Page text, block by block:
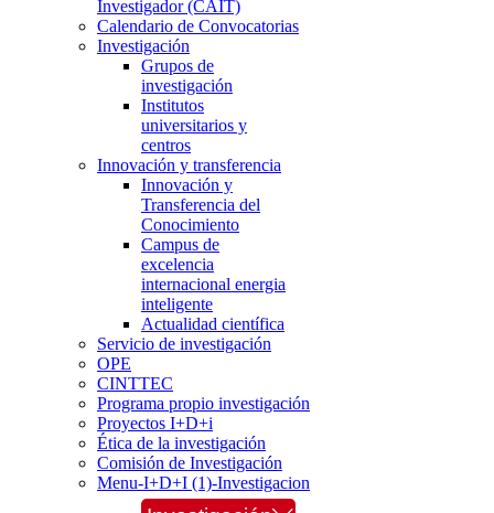
Investigador (CAIT)
Calendario de Convocatorias
Investigación
Grupos de
investigación
Institutos
universitarios y
centros
Innovación y transferencia
Innovación y
Transferencia del
Conocimiento
Campus de
excelencia
internacional energia
inteligente
Actualidad científica
Servicio de investigación
OPE
CINTTEC
Programa propio investigación
Proyectos I+D+i
Ética de la investigación
Comisión de Investigación
Menu-I+D+I (1)-Investigacion